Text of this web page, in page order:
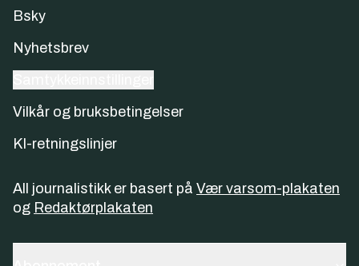
Bsky
Nyhetsbrev
Vilkår og bruksbetingelser
KI-retningslinjer
All journalistikk er basert på Vær varsom-plakaten
og Redaktørplakaten